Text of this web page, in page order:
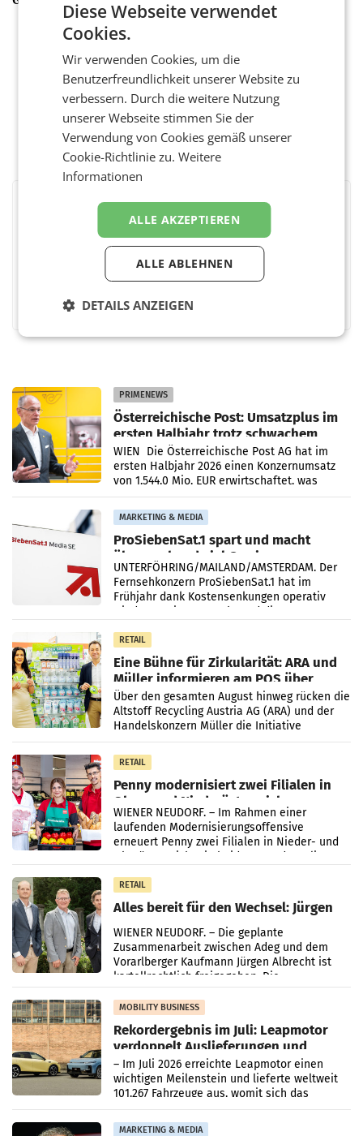
BEWERTEN SIE DIESEN ARTIKEL
PRIMENEWS
Österreichische Post: Umsatzplus im
ersten Halbjahr trotz schwachem
Briefgeschäft
WIEN Die Österreichische Post AG hat im
ersten Halbjahr 2026 einen Konzernumsatz
von 1.544,0 Mio. EUR erwirtschaftet, was
einem Plus von 3,8 Prozent gegenüber dem
Vergleichszeitraum
MARKETING & MEDIA
ProSiebenSat.1 spart und macht
überraschend viel Gewinn
UNTERFÖHRING/MAILAND/AMSTERDAM. Der
Fernsehkonzern ProSiebenSat.1 hat im
Frühjahr dank Kostensenkungen operativ
wieder Gewinn gemacht und die
RETAIL
Eine Bühne für Zirkularität: ARA und
Müller informieren am POS über
Kreislauffähigkeit
Über den gesamten August hinweg rücken die
Altstoff Recycling Austria AG (ARA) und der
Handelskonzern Müller die Initiative
„Kreislauf-Helden“ in allen österreichischen
Müller-Filialen
RETAIL
Penny modernisiert zwei Filialen in
Ober- und Niederösterreich
WIENER NEUDORF. – Im Rahmen einer
laufenden Modernisierungsoffensive
erneuert Penny zwei Filialen in Nieder- und
Oberösterreich. Die beiden Standorte liegen
RETAIL
Alles bereit für den Wechsel: Jürgen
Albrecht setzt ab 1.1.2027 auf Adeg
WIENER NEUDORF. – Die geplante
Zusammenarbeit zwischen Adeg und dem
Vorarlberger Kaufmann Jürgen Albrecht ist
kartellrechtlich freigegeben: Die
Bundeswettbewerbsbehörde und der
Bundeskartellanwalt
MOBILITY BUSINESS
Rekordergebnis im Juli: Leapmotor
verdoppelt Auslieferungen und
überschreitet die 100.000er-Marke
– Im Juli 2026 erreichte Leapmotor einen
wichtigen Meilenstein und lieferte weltweit
101.267 Fahrzeuge aus, womit sich das
Ergebnis gegenüber Juli 2025 mehr als
verdoppelte (+102
MARKETING & MEDIA
Diese Webseite verwendet
Cookies.
Wir verwenden Cookies, um die
Benutzerfreundlichkeit unserer Website zu
verbessern. Durch die weitere Nutzung
unserer Webseite stimmen Sie der
Verwendung von Cookies gemäß unserer
Cookie-Richtlinie zu.Weitere
Informationen
ALLE AKZEPTIEREN
ALLE ABLEHNEN
DETAILS ANZEIGEN